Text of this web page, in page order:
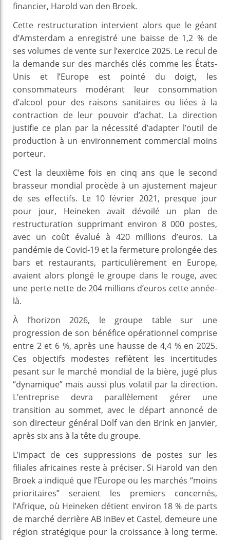
financier, Harold van den Broek.
Cette restructuration intervient alors que le géant
d’Amsterdam a enregistré une baisse de 1,2 % de
ses volumes de vente sur l’exercice 2025. Le recul de
la demande sur des marchés clés comme les États-
Unis et l’Europe est pointé du doigt, les
consommateurs modérant leur consommation
d’alcool pour des raisons sanitaires ou liées à la
contraction de leur pouvoir d’achat. La direction
justifie ce plan par la nécessité d’adapter l’outil de
production à un environnement commercial moins
porteur.
C’est la deuxième fois en cinq ans que le second
brasseur mondial procède à un ajustement majeur
de ses effectifs. Le 10 février 2021, presque jour
pour jour, Heineken avait dévoilé un plan de
restructuration supprimant environ 8 000 postes,
avec un coût évalué à 420 millions d’euros. La
pandémie de Covid-19 et la fermeture prolongée des
bars et restaurants, particulièrement en Europe,
avaient alors plongé le groupe dans le rouge, avec
une perte nette de 204 millions d’euros cette année-
là.
À l’horizon 2026, le groupe table sur une
progression de son bénéfice opérationnel comprise
entre 2 et 6 %, après une hausse de 4,4 % en 2025.
Ces objectifs modestes reflètent les incertitudes
pesant sur le marché mondial de la bière, jugé plus
“dynamique” mais aussi plus volatil par la direction.
L’entreprise devra parallèlement gérer une
transition au sommet, avec le départ annoncé de
son directeur général Dolf van den Brink en janvier,
après six ans à la tête du groupe.
L’impact de ces suppressions de postes sur les
filiales africaines reste à préciser. Si Harold van den
Broek a indiqué que l’Europe ou les marchés “moins
prioritaires” seraient les premiers concernés,
l’Afrique, où Heineken détient environ 18 % de parts
de marché derrière AB InBev et Castel, demeure une
région stratégique pour la croissance à long terme.